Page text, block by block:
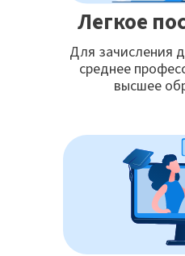
Легкое
Для зачисления
среднее
высшее